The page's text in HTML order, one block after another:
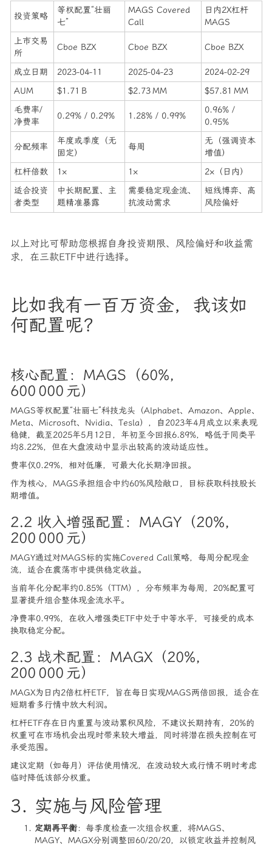
投资策略
等权配置“壮丽
七”
MAGS Covered
Call
日内2X杠杆
MAGS
上市交易
所
Cboe BZX Cboe BZX Cboe BZX
成立日期 2023‑04‑11 2025‑04‑23
2024‑02‑29
AUM
$1.71 B $2.73 MM
$57.81 MM
毛费率/
净费率
0.29% / 0.29% 1.28% / 0.99%
0.96% /
0.95%
分配频率
年度或季度（无
固定）
每周
无（强调资本
增值）
杠杆倍数
1× 1×
2×（日内）
适合投资
者类型
中长期配置、主
题精准暴露
需要稳定现金流、
抗波动需求
短线博弈、高
风险偏好
以上对比可帮助您根据自身投资期限、风险偏好和收益需
求，在三款ETF中进行选择。
比如我有一百万资金，我该如
何配置呢？
核心配置：MAGS（60%，
600 000 元）
MAGS等权配置“壮丽七”科技龙头（Alphabet、Amazon、Apple、
Meta、Microsoft、Nvidia、Tesla），自2023年4月成立以来表现
稳健，截至2025年5月12日，年初至今回报6.89%，略低于同类平
均8.22%，但在大盘波动中显示出较高的波动适应性。
费率仅0.29%，相对低廉，可最大化长期净回报。
作为核心，MAGS承担组合中约60%风险敞口，目标获取科技股长
期增值。
2.2 收入增强配置：MAGY（20%，
200 000 元）
MAGY通过对MAGS标的实施Covered Call策略，每周分配现金
流，适合在震荡市中提供稳定收益。
当前年化分配率约0.85%（TTM），分布频率为每周，20%配置可
显著提升组合整体现金流水平。
净费率0.99%，在收入增强类ETF中处于中等水平，可接受的成本
换取稳定分配。
2.3 战术配置：MAGX（20%，
200 000 元）
MAGX为日内2倍杠杆ETF，旨在每日实现MAGS两倍回报，适合在
短期看多行情中放大利润。
杠杆ETF存在日内重置与波动累积风险，不建议长期持有，20%的
权重可在市场机会出现时带来较大增益，同时将潜在损失控制在可
承受范围。
建议定期（如每月）评估使用情况，在波动较大或行情不明时考虑
临时降低该部分权重。
3. 实施与风险管理
定期再平衡：每季度检查一次组合权重，将MAGS、
MAGY、MAGX分别调整回60/20/20，以锁定收益并控制风